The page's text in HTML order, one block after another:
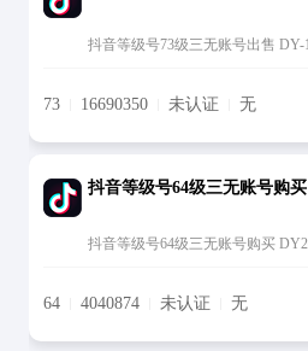
抖音等级号73级三无账号出售 DY-
73 16690350 未认证 无
抖音等级号64级三无账号购买
抖音等级号64级三无账号购买
64 4040874 未认证 无